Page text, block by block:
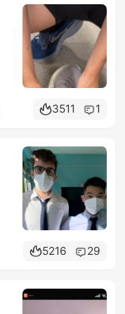
3511 1
5216 29